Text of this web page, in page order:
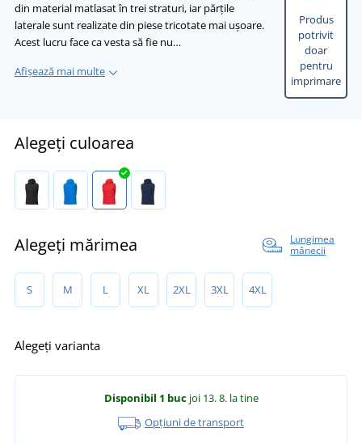
din material matlasat în trei straturi, iar părțile
laterale sunt realizate din piese tricotate mai ușoare.
Acest lucru face ca vesta să fie nu…
Afișează mai multe
Produs
potrivit
doar
pentru
imprimare
Alegeți culoarea
Alegeți mărimea
Lungimea
mânecii
S M L XL 2XL 3XL 4XL
Alegeți varianta
Disponibil 1 buc joi 13. 8. la tine
Opțiuni de transport